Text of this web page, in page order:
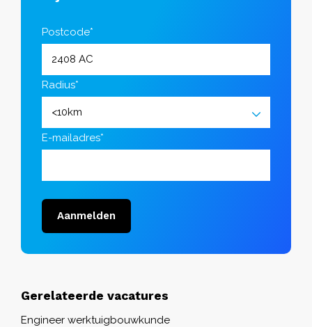
Postcode*
Radius*
E-mailadres*
Aanmelden
Gerelateerde vacatures
Engineer werktuigbouwkunde